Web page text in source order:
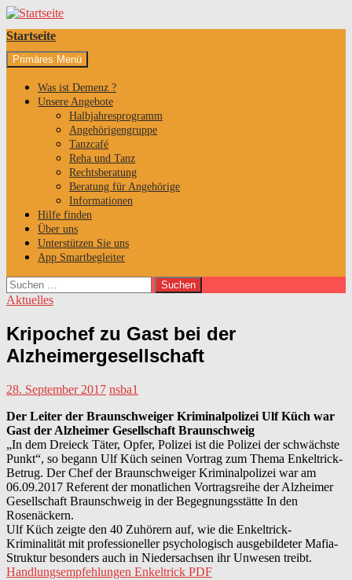
Startseite
Suchen
Primäres Menü
Inhalt
springen
Was ist Demenz ?
Unsere Angebote
Halbjahresprogramm
Angehörigengruppe
Tanzcafé
Reha und Tanz
Rechtsberatung
Beratung für Angehörige
Informationen
Hilfe finden
Über uns
Unterstützen Sie uns
App Smartbegleiter
Suchen
nach:
Aktuelles
Kripochef zu Gast bei der
Alzheimergesellschaft
28. September 2017 nsba1
Der Leiter der Braunschweiger Kriminalpolizei Ulf Küch war
Gast der Alzheimer Gesellschaft Braunschweig
„In dem Dreieck Täter, Opfer, Polizei ist die Polizei der schwächste
Punkt“, so begann Ulf Küch seinen Vortrag zum Thema Enkeltrick-
Betrug. Der Chef der Braunschweiger Kriminalpolizei war am
06.09.2017 Referent der monatlichen Vortragsreihe der Alzheimer
Gesellschaft Braunschweig in der Begegnungsstätte In den
Rosenäckern.
Ulf Küch zeigte den 40 Zuhörern auf, wie die Enkeltrick-
Kriminalität mit professioneller psychologisch ausgebildeter Mafia-
Struktur besonders auch in Niedersachsen ihr Unwesen treibt.
Handlungsempfehlungen Enkeltrick PDF